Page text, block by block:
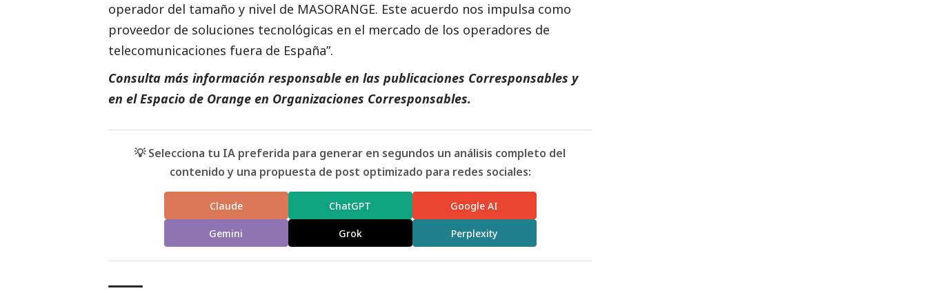
operador del tamaño y nivel de MASORANGE. Este acuerdo nos impulsa como
proveedor de soluciones tecnológicas en el mercado de los operadores de
telecomunicaciones fuera de España”.
Consulta más información responsable en las publicaciones Corresponsables y
en el Espacio de Orange en Organizaciones Corresponsables.
💡 Selecciona tu IA preferida para generar en segundos un análisis completo del
contenido y una propuesta de post optimizado para redes sociales:
Claude ChatGPT Google AI
Gemini Grok Perplexity